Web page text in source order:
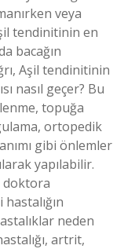
veya
tendinitinin en
bacağın
Aşil tendinitinin
nasıl geçer? Bu
topuğa
ortopedik
gibi önlemler
yapılabilir.
doktora
neden
artrit,